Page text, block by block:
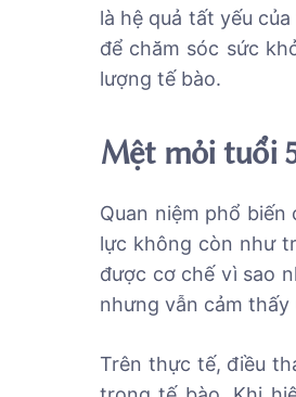
là hệ quả tất yếu
để chăm sóc sức
lượng tế bào.
Mệt mỏi tuổi
Quan niệm phổ biến
lực không còn như
được cơ chế vì sao
nhưng vẫn cảm
Trên thực tế, điều